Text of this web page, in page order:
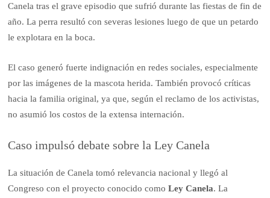
Canela tras el grave episodio que sufrió durante las fiestas de fin de
año. La perra resultó con severas lesiones luego de que un petardo
le explotara en la boca.
El caso generó fuerte indignación en redes sociales, especialmente
por las imágenes de la mascota herida. También provocó críticas
hacia la familia original, ya que, según el reclamo de los activistas,
no asumió los costos de la extensa internación.
Caso impulsó debate sobre la Ley Canela
La situación de Canela tomó relevancia nacional y llegó al
Congreso con el proyecto conocido comoLey Canela. La